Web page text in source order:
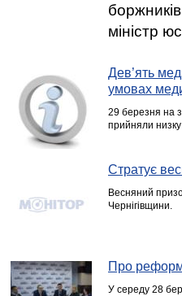
міністр
Дев’ять
умовах
29 березня на
прийняли низку
Стратує
Весняний
Чернігівщини.
Про
У середу 28